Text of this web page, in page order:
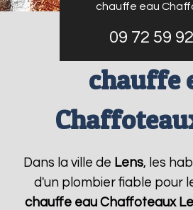
chauffe eau
09 72 59
chauffe
Dans la ville de Lens, les
d'un plombier fiable pour
chauffe eau Chaffoteaux